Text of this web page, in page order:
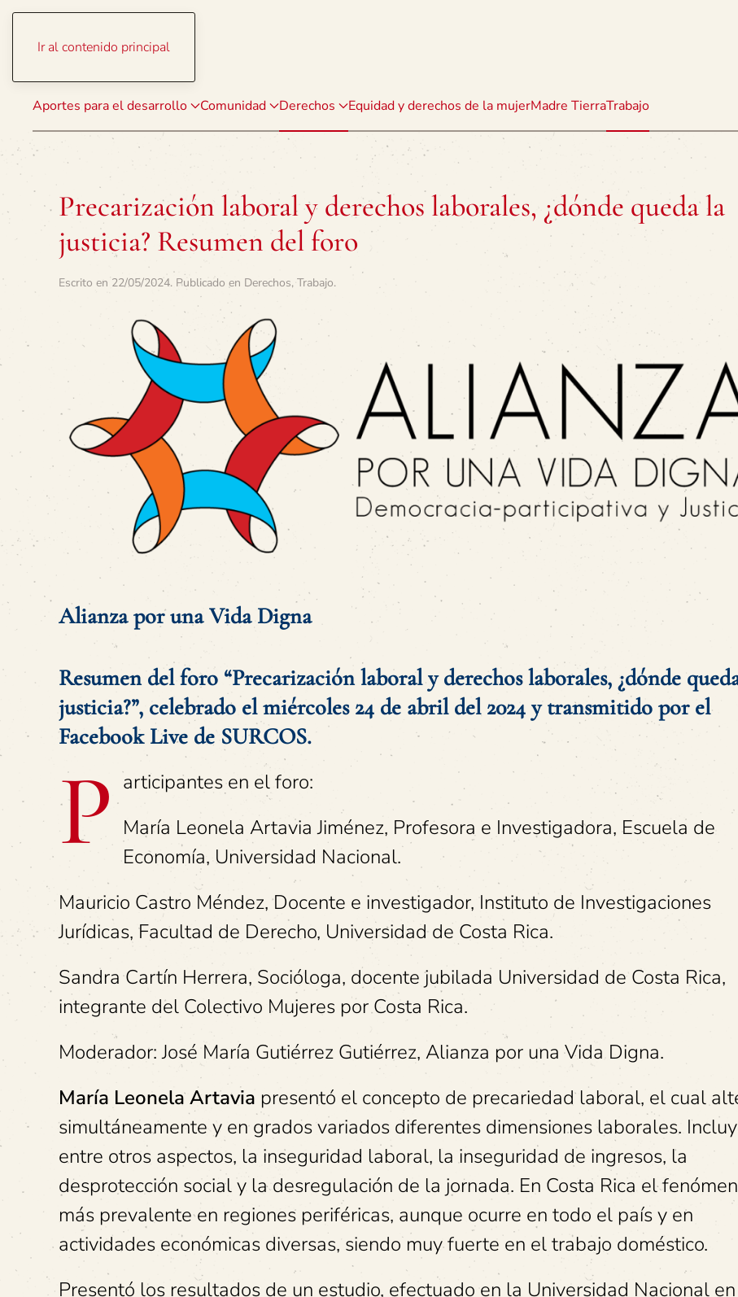
Ir al contenido principal
Aportes para el desarrollo Comunidad Derechos Equidad y derechos de la mujerMadre TierraTrabajo
Precarización laboral y derechos laborales, ¿dónde queda la
justicia? Resumen del foro
Escrito en 22/05/2024. Publicado en Derechos, Trabajo.
Alianza por una Vida Digna
Resumen del foro “Precarización laboral y derechos laborales, ¿dónde
justicia?”, celebrado el miércoles 24 de abril del 2024 y transmitido por el
Facebook Live de SURCOS.
P articipantes en el foro:
María Leonela Artavia Jiménez, Profesora e Investigadora, Escuela de
Economía, Universidad Nacional.
Mauricio Castro Méndez, Docente e investigador, Instituto de Investigaciones
Jurídicas, Facultad de Derecho, Universidad de Costa Rica.
Sandra Cartín Herrera, Socióloga, docente jubilada Universidad de Costa Rica,
integrante del Colectivo Mujeres por Costa Rica.
Moderador: José María Gutiérrez Gutiérrez, Alianza por una Vida Digna.
María Leonela Artavia presentó el concepto de precariedad laboral, el cual
simultáneamente y en grados variados diferentes dimensiones laborales.
entre otros aspectos, la inseguridad laboral, la inseguridad de ingresos, la
desprotección social y la desregulación de la jornada. En Costa Rica el
más prevalente en regiones periféricas, aunque ocurre en todo el país y en
actividades económicas diversas, siendo muy fuerte en el trabajo doméstico.
Presentó los resultados de un estudio, efectuado en la Universidad Nacional